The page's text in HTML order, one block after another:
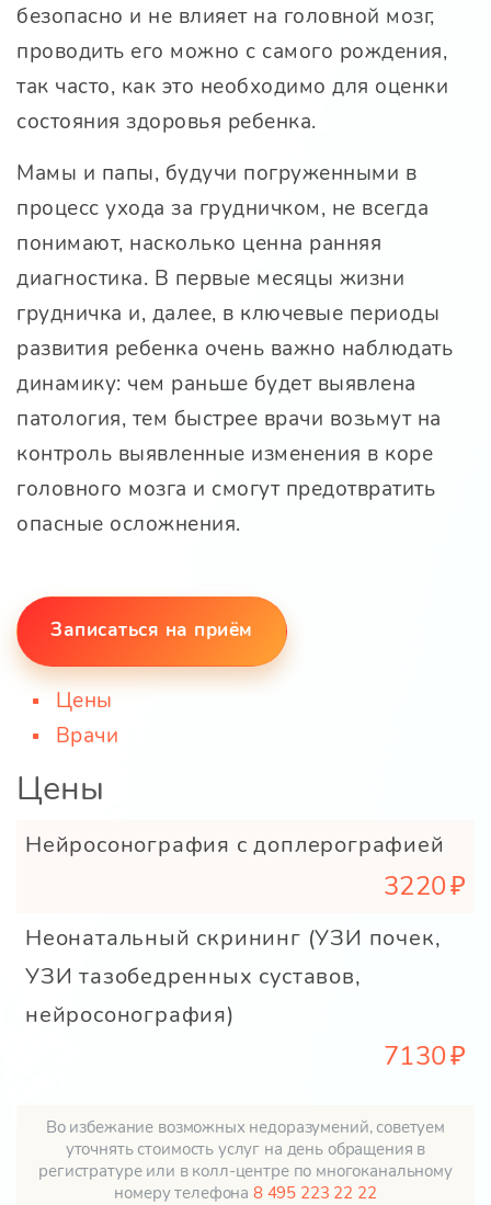
безопасно и не влияет на головной мозг,
проводить его можно с самого рождения,
так часто, как это необходимо для оценки
состояния здоровья ребенка.
Мамы и папы, будучи погруженными в
процесс ухода за грудничком, не всегда
понимают, насколько ценна ранняя
диагностика. В первые месяцы жизни
грудничка и, далее, в ключевые периоды
развития ребенка очень важно наблюдать
динамику: чем раньше будет выявлена
патология, тем быстрее врачи возьмут на
контроль выявленные изменения в коре
головного мозга и смогут предотвратить
опасные осложнения.
Записаться на приём
Цены
Врачи
Цены
Нейросонография с доплерографией
3220
Неонатальный скрининг (УЗИ почек,
УЗИ тазобедренных суставов,
нейросонография)
7130
Во избежание возможных недоразумений, советуем
уточнять стоимость услуг на день обращения в
регистратуре или в колл-центре по многоканальному
номеру телефона 8 495 223 22 22